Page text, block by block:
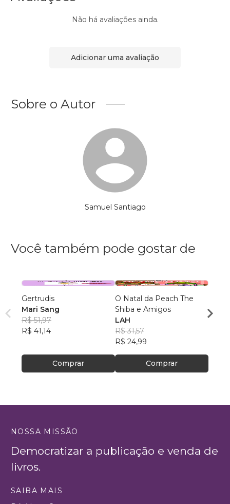
Não há avaliações ainda.
Adicionar uma avaliação
Sobre o Autor
Samuel Santiago
Você também pode gostar de
Gertrudis
Mari Sang
R$ 51,97
R$ 41,14
Comprar
O Natal da Peach The
Shiba e Amigos
LAH
R$ 31,57
R$ 24,99
Comprar
LUIS
NOSSA MISSÃO
Democratizar a publicação e venda de
livros.
SAIBA MAIS